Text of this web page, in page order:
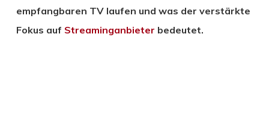
empfangbaren TV laufen und was der verstärkte
Fokus auf Streaminganbieter bedeutet.